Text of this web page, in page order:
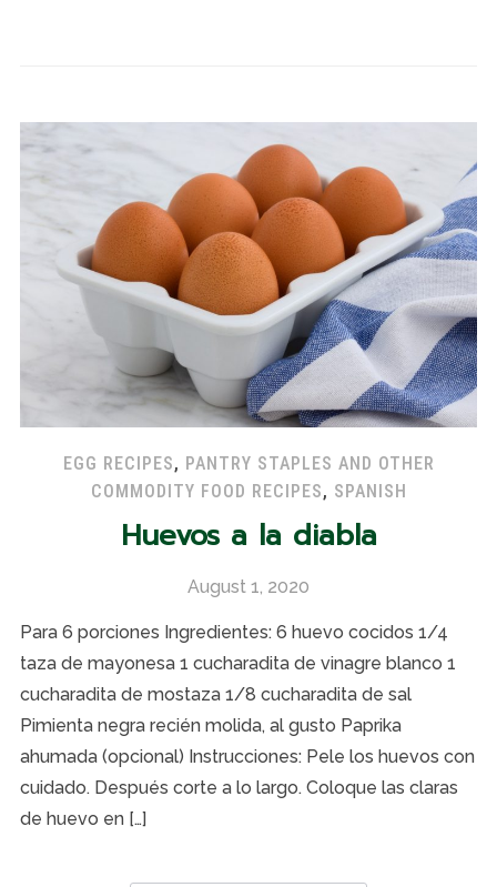
EGG RECIPES, PANTRY STAPLES AND OTHER
COMMODITY FOOD RECIPES, SPANISH
Huevos a la diabla
August 1, 2020
Para 6 porciones Ingredientes: 6 huevo cocidos 1/4
taza de mayonesa 1 cucharadita de vinagre blanco 1
cucharadita de mostaza 1/8 cucharadita de sal
Pimienta negra recién molida, al gusto Paprika
ahumada (opcional) Instrucciones: Pele los huevos con
cuidado. Después corte a lo largo. Coloque las claras
de huevo en […]